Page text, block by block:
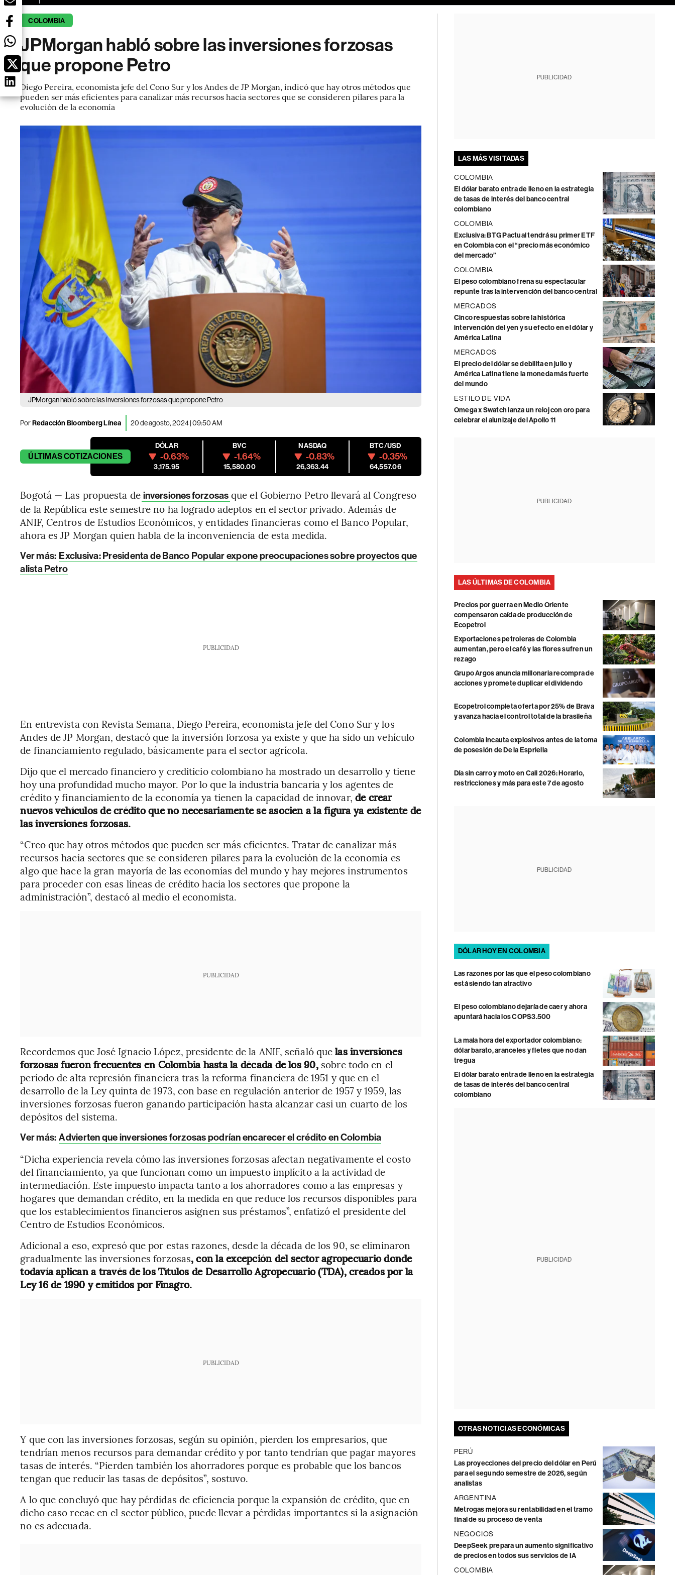
COLOMBIA
JPMorgan habló sobre las inversiones forzosas
que propone Petro
Diego Pereira, economista jefe del Cono Sur y los Andes de JP Morgan, indicó que hay otros métodos que
pueden ser más eficientes para canalizar más recursos hacia sectores que se consideren pilares para la
evolución de la economía
JPMorgan habló sobre las inversiones forzosas que propone Petro
PorRedacción Bloomberg Línea 20 de agosto, 2024 | 09:50 AM
ÚLTIMASCOTIZACIONES
DÓLAR
-0.63%
3,175.95
BVC
-1.64%
15,580.00
NASDAQ
-0.83%
26,363.44
BTC/USD
-0.35%
64,557.06
Bogotá — Las propuesta de inversiones forzosas que el Gobierno Petro llevará al Congreso
de la República este semestre no ha logrado adeptos en el sector privado. Además de
ANIF, Centros de Estudios Económicos, y entidades financieras como el Banco Popular,
ahora es JP Morgan quien habla de la inconveniencia de esta medida.
Ver más: Exclusiva: Presidenta de Banco Popular expone preocupaciones sobre proyectos que
alista Petro
PUBLICIDAD
En entrevista con Revista Semana, Diego Pereira, economista jefe del Cono Sur y los
Andes de JP Morgan, destacó que la inversión forzosa ya existe y que ha sido un vehículo
de financiamiento regulado, básicamente para el sector agrícola.
Dijo que el mercado financiero y crediticio colombiano ha mostrado un desarrollo y tiene
hoy una profundidad mucho mayor. Por lo que la industria bancaria y los agentes de
crédito y financiamiento de la economía ya tienen la capacidad de innovar, de crear
nuevos vehículos de crédito que no necesariamente se asocien a la figura ya existente de
las inversiones forzosas.
“Creo que hay otros métodos que pueden ser más eficientes. Tratar de canalizar más
recursos hacia sectores que se consideren pilares para la evolución de la economía es
algo que hace la gran mayoría de las economías del mundo y hay mejores instrumentos
para proceder con esas líneas de crédito hacia los sectores que propone la
administración”, destacó al medio el economista.
PUBLICIDAD
Recordemos que José Ignacio López, presidente de la ANIF, señaló quelas inversiones
forzosas fueron frecuentes en Colombia hasta la década de los 90, sobre todo en el
período de alta represión financiera tras la reforma financiera de 1951 y que en el
desarrollo de la Ley quinta de 1973, con base en regulación anterior de 1957 y 1959, las
inversiones forzosas fueron ganando participación hasta alcanzar casi un cuarto de los
depósitos del sistema.
Ver más: Advierten que inversiones forzosas podrían encarecer el crédito en Colombia
“Dicha experiencia revela cómo las inversiones forzosas afectan negativamente el costo
del financiamiento, ya que funcionan como un impuesto implícito a la actividad de
intermediación. Este impuesto impacta tanto a los ahorradores como a las empresas y
hogares que demandan crédito, en la medida en que reduce los recursos disponibles para
que los establecimientos financieros asignen sus préstamos”, enfatizó el presidente del
Centro de Estudios Económicos.
Adicional a eso, expresó que por estas razones, desde la década de los 90, se eliminaron
gradualmente las inversiones forzosas, con la excepción del sector agropecuario donde
todavía aplican a través de los Títulos de Desarrollo Agropecuario (TDA), creados por la
Ley 16 de 1990 y emitidos por Finagro.
PUBLICIDAD
Y que con las inversiones forzosas, según su opinión, pierden los empresarios, que
tendrían menos recursos para demandar crédito y por tanto tendrían que pagar mayores
tasas de interés. “Pierden también los ahorradores porque es probable que los bancos
tengan que reducir las tasas de depósitos”, sostuvo.
A lo que concluyó que hay pérdidas de eficiencia porque la expansión de crédito, que en
dicho caso recae en el sector público, puede llevar a pérdidas importantes si la asignación
no es adecuada.
PUBLICIDAD
LAS MÁS VISITADAS
COLOMBIA
El dólar barato entra de lleno en la estrategia
de tasas de interés del banco central
colombiano
COLOMBIA
Exclusiva: BTG Pactual tendrá su primer ETF
en Colombia con el “precio más económico
del mercado”
COLOMBIA
El peso colombiano frena su espectacular
repunte tras la intervención del banco central
MERCADOS
Cinco respuestas sobre la histórica
intervención del yen y su efecto en el dólar y
América Latina
MERCADOS
El precio del dólar se debilita en julio y
América Latina tiene la moneda más fuerte
del mundo
ESTILO DE VIDA
Omega x Swatch lanza un reloj con oro para
celebrar el alunizaje del Apollo 11
PUBLICIDAD
LAS ÚLTIMAS DE COLOMBIA
Precios por guerra en Medio Oriente
compensaron caída de producción de
Ecopetrol
Exportaciones petroleras de Colombia
aumentan, pero el café y las flores sufren un
rezago
Grupo Argos anuncia millonaria recompra de
acciones y promete duplicar el dividendo
Ecopetrol completa oferta por 25% de Brava
y avanza hacia el control total de la brasileña
Colombia incauta explosivos antes de la toma
de posesión de De la Espriella
Día sin carro y moto en Cali 2026: Horario,
restricciones y más para este 7 de agosto
PUBLICIDAD
DÓLAR HOY EN COLOMBIA
Las razones por las que el peso colombiano
está siendo tan atractivo
El peso colombiano dejaría de caer y ahora
apuntará hacia los COP$3.500
La mala hora del exportador colombiano:
dólar barato, aranceles y fletes que no dan
tregua
El dólar barato entra de lleno en la estrategia
de tasas de interés del banco central
colombiano
PUBLICIDAD
OTRAS NOTICIAS ECONÓMICAS
PERÚ
Las proyecciones del precio del dólar en Perú
para el segundo semestre de 2026, según
analistas
ARGENTINA
Metrogas mejora su rentabilidad en el tramo
final de su proceso de venta
NEGOCIOS
DeepSeek prepara un aumento significativo
de precios en todos sus servicios de IA
COLOMBIA